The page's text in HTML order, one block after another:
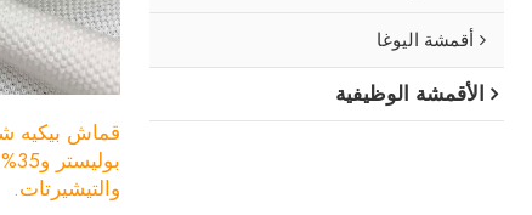
والتيشيرتات.
أقمشة اليوغا
الأقمشة الوظيفية